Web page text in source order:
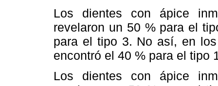
Los dientes con ápice
revelaron un 50 % para el
para el tipo 3. No así, en
encontró el 40 % para el tipo
Los dientes con ápice